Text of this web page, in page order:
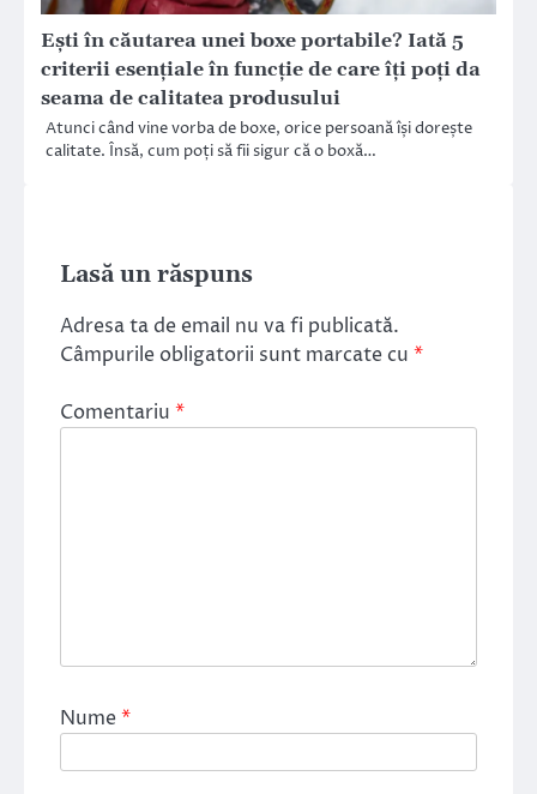
Ești în căutarea unei boxe portabile? Iată 5
criterii esențiale în funcție de care îți poți da
seama de calitatea produsului
Atunci când vine vorba de boxe, orice persoană își dorește
calitate. Însă, cum poți să fii sigur că o boxă…
Lasă un răspuns
Adresa ta de email nu va fi publicată.
Câmpurile obligatorii sunt marcate cu *
Comentariu *
Nume*